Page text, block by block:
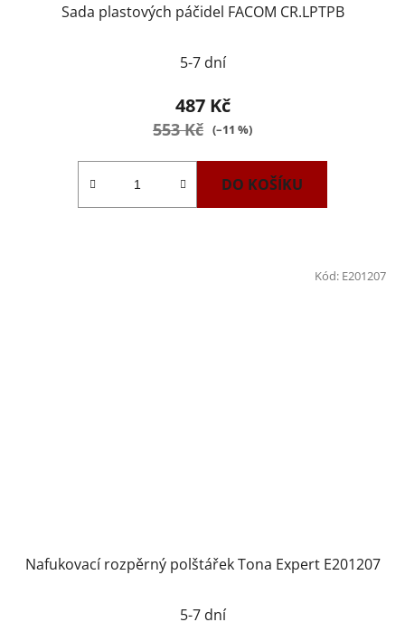
Sada plastových páčidel FACOM CR.LPTPB
5-7 dní
487 Kč
553 Kč (–11 %)
DO KOŠÍKU
Nafukovací rozpěrný polštářek Tona Expert E201207
5-7 dní
Kód: E201207